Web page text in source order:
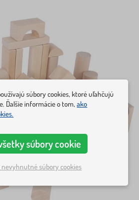
súbory cookies, ktoré uľahčujú
Ďalšie informácie o tom,ako
súbory cookie
nevyhnutné súbory cookies